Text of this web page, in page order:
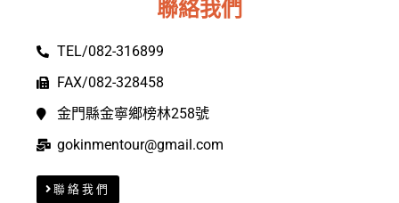
聯絡我們
TEL/082-316899
FAX/082-328458
金門縣金寧鄉榜林258號
gokinmentour@gmail.com
聯絡我們